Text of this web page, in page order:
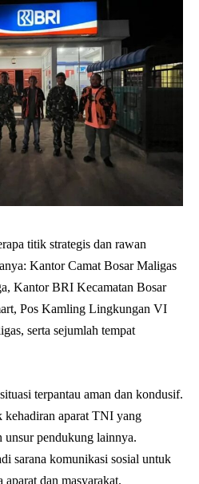
titik strategis dan rawan
Kantor Camat Bosar Maligas
Kantor BRI Kecamatan Bosar
Pos Kamling Lingkungan VI
serta sejumlah tempat
terpantau aman dan kondusif.
kehadiran aparat TNI yang
unsur pendukung lainnya.
sarana komunikasi sosial untuk
aparat dan masyarakat.